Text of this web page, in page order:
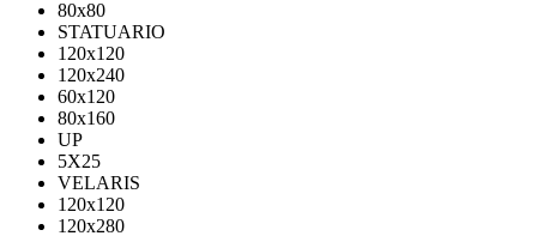
80x80
STATUARIO
120x120
120x240
60x120
80x160
UP
5Х25
VELARIS
120х120
120х280